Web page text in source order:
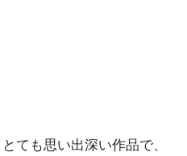
ても思い出深い作品で、